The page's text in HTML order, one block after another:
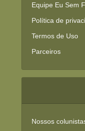
Equipe Eu Sem
Política de
Termos de Uso
Parceiros
Nossos